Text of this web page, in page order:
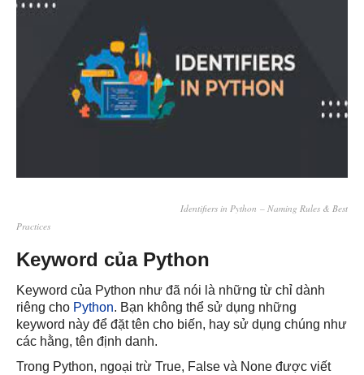
Identifiers in Python – Naming Rules & Best
Practices
Keyword của Python
Keyword của Python như đã nói là những từ chỉ dành
riêng cho Python. Bạn không thể sử dụng những
keyword này để đặt tên cho biến, hay sử dụng chúng như
các hằng, tên định danh.
Trong Python, ngoại trừ True, False và None được viết